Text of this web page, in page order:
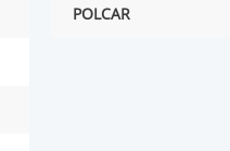
POLCAR